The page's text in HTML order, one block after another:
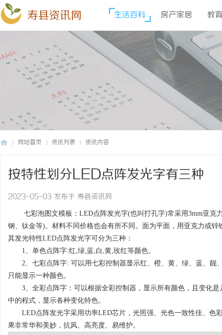
寿县资讯网 生活百科 房产家居 教
网站首页 资讯列表 资讯内容
按特性划分LED点阵发光字有三种
2023-05-03 发布于 寿县资讯网
七彩泡图文模板 ：LED点阵发光字(也叫打孔字)常采用3mm亚
钢、钛金等)。材料不同价格也会有所不同。面为平面，用亚克力或
其发光特性LED点阵发光字可分为三种：
1、单色点阵字:红,绿,蓝,白,黄,玫红等颜色。
2、七彩点阵字: 可以用七彩控制器显示红、橙、黄、绿、蓝、靓
只能显示一种颜色。
3、全彩点阵字：可以根据全彩控制器，显示所有颜色，且变化是
中的程式，显示各种变化特色。
LED点阵发光字采用功率LED芯片，光照强、光色一致性佳、色
果非常华和美妙，抗风、高亮度、易维护。